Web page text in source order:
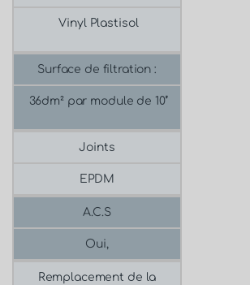
Vinyl Plastisol
Surface de filtration :
36dm² par module de 10’’
Joints
EPDM
A.C.S
Oui,
Remplacement de la